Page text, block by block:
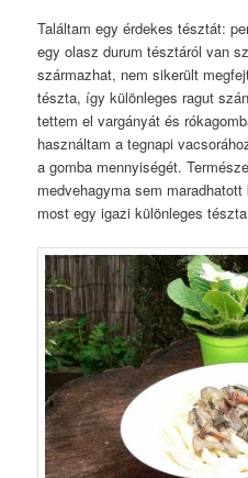
Találtam egy érdekes tésztát:
egy olasz durum tésztáról van
származhat, nem sikerült
tészta, így különleges ragut
tettem el vargányát és
használtam a tegnapi
a gomba mennyiségét.
medvehagyma sem
most egy igazi különleges